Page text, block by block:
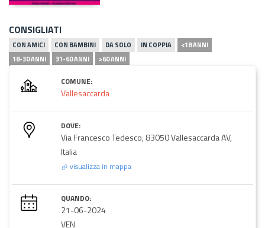
CONSIGLIATI
CON AMICI CON BAMBINI DA SOLO IN COPPIA
<18 ANNI
18-30 ANNI
31-60 ANNI >60 ANNI
COMUNE:
Vallesaccarda
DOVE:
Via Francesco Tedesco, 83050 Vallesaccarda AV,
Italia
visualizza in mappa
QUANDO:
21-06-2024
VEN